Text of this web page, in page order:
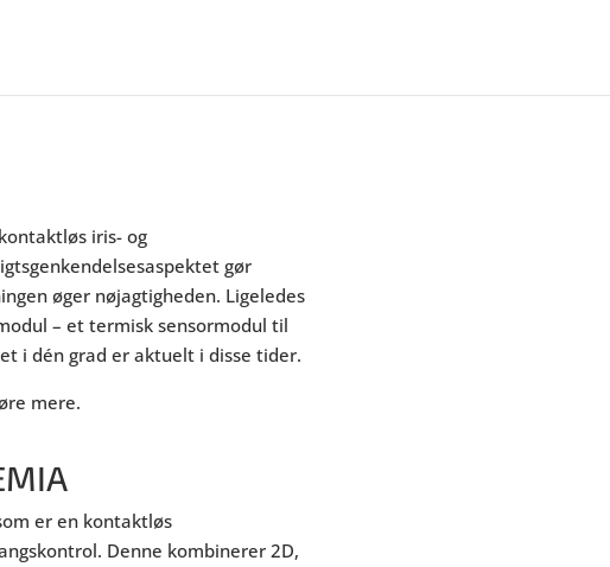
iris- og
gør
øger nøjagtigheden. Ligeledes
– et termisk sensormodul til
i dén grad er aktuelt i disse tider.
mere.
er en kontaktløs
Denne kombinerer 2D,